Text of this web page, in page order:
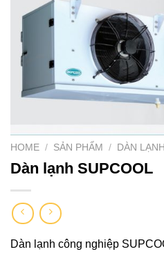
HOME / SẢN PHẨM / DÀN
Dàn lạnh SUPCOOL
Dàn lạnh công nghiệp